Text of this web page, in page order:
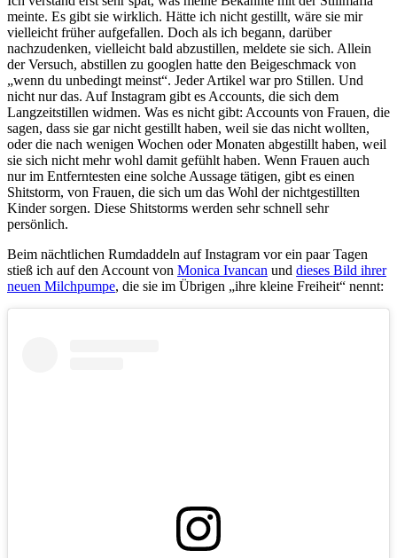
meinte. Es gibt sie wirklich. Hätte ich nicht gestillt, wäre sie mir
vielleicht früher aufgefallen. Doch als ich begann, darüber
nachzudenken, vielleicht bald abzustillen, meldete sie sich. Allein
der Versuch, abstillen zu googlen hatte den Beigeschmack von
„wenn du unbedingt meinst“. Jeder Artikel war pro Stillen. Und
nicht nur das. Auf Instagram gibt es Accounts, die sich dem
Langzeitstillen widmen. Was es nicht gibt: Accounts von Frauen, die
sagen, dass sie gar nicht gestillt haben, weil sie das nicht wollten,
oder die nach wenigen Wochen oder Monaten abgestillt haben, weil
sie sich nicht mehr wohl damit gefühlt haben. Wenn Frauen auch
nur im Entferntesten eine solche Aussage tätigen, gibt es einen
Shitstorm, von Frauen, die sich um das Wohl der nichtgestillten
Kinder sorgen. Diese Shitstorms werden sehr schnell sehr
persönlich.
Beim nächtlichen Rumdaddeln auf Instagram vor ein paar Tagen
stieß ich auf den Account von Monica Ivancan und dieses Bild ihrer
neuen Milchpumpe, die sie im Übrigen „ihre kleine Freiheit“ nennt: